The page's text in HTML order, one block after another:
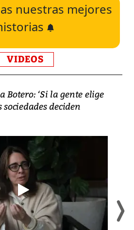
nuestras mejores
VIDEOS
Botero: ‘Si la gente elige
deciden